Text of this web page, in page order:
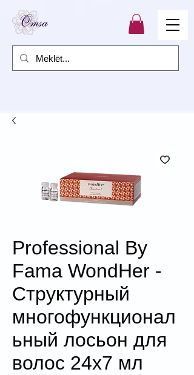
Professional By
Fama WondHer -
Структурный
многофункционал
ьный лосьон для
волос 24x7 мл